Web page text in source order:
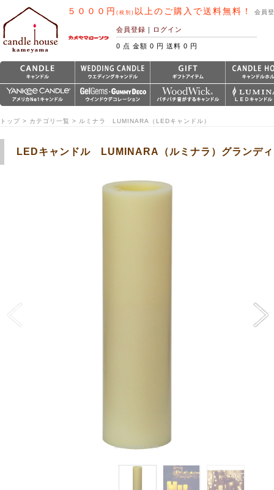
５０００円 (税別) 以上のご購入で送料無料！ 会員
会員登録 ｜ ログイン
0 点 金額 0 円 送料 0 円
トップ > カテゴリ一覧 > ルミナラ LUMINARA（LEDキャンドル）
LEDキャンドル LUMINARA（ルミナラ）グランデ